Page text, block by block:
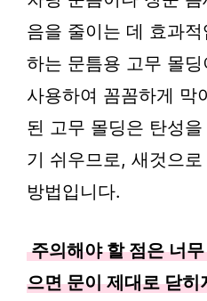
음을 줄이는 데 효과
하는 문틈용 고무 몰
사용하여 꼼꼼하게 막
된 고무 몰딩은 탄성
기 쉬우므로, 새것으
방법입니다.
주의해야 할 점은 너
으면 문이 제대로 닫히